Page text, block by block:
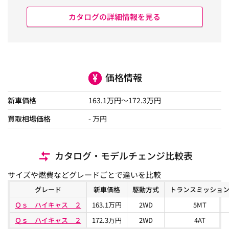
カタログの詳細情報を見る
価格情報
新車価格 163.1万円～172.3万円
買取相場価格
- 万円
カタログ・モデルチェンジ比較表
サイズや燃費などグレードごとで違いを比較
グレード 新車価格 駆動方式
トランスミッション
Ｑｓ ハイキャス ２
163.1万円 2WD
5MT
Ｑｓ ハイキャス ２
172.3万円 2WD 4AT